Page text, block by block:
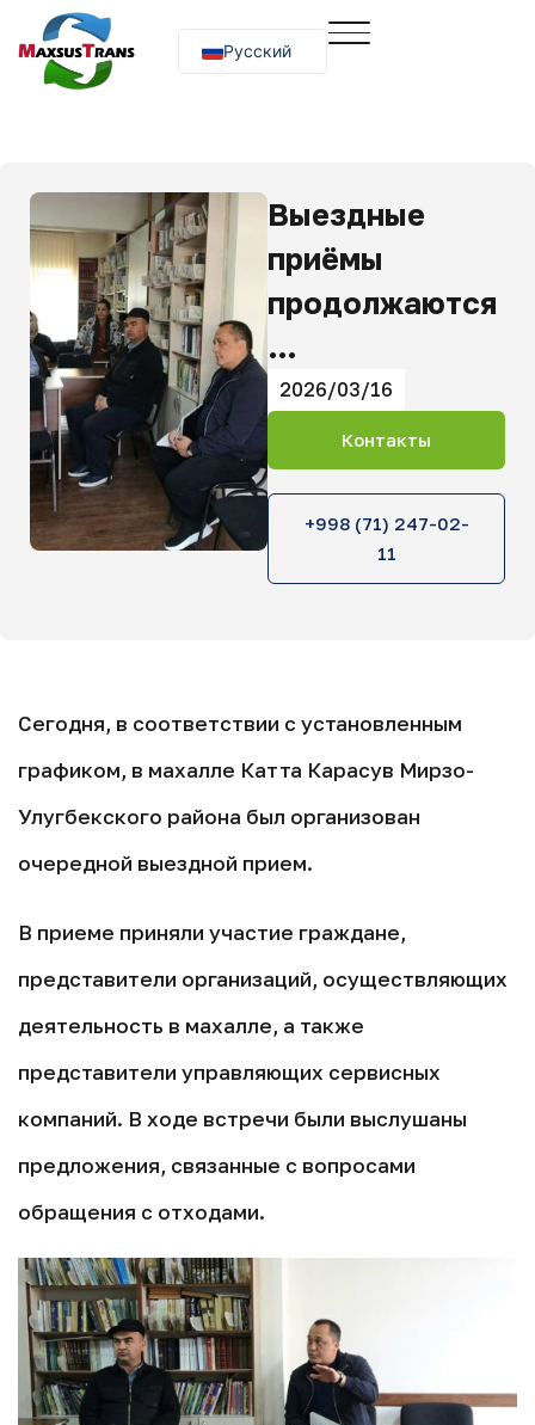
Русский
O‘zbekcha
Выездные
приёмы
продолжаются
…
2026/03/16
Контакты
+998 (71) 247-02-
11
Сегодня, в соответствии с установленным
графиком, в махалле Катта Карасув Мирзо-
Улугбекского района был организован
очередной выездной прием.
В приеме приняли участие граждане,
представители организаций, осуществляющих
деятельность в махалле, а также
представители управляющих сервисных
компаний. В ходе встречи были выслушаны
предложения, связанные с вопросами
обращения с отходами.